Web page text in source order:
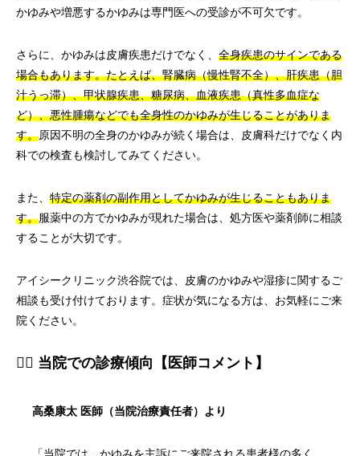
かゆみや増悪するかゆみは専門医への受診が不可欠です。
さらに、かゆみは皮膚疾患だけでなく、 全身疾患のサインである
場合もあります。たとえば、腎臓病（慢性腎不全）、肝疾患（胆
汁うっ滞）、甲状腺疾患、糖尿病、血液疾患（真性多血症な
ど）、悪性腫瘍などでも全身性のかゆみが生じることがありま
す。原因不明の全身のかゆみが続く場合は、皮膚科だけでなく内
科での検査も検討してみてください。
また、 特定の薬剤の副作用としてかゆみが生じることもありま
す。服薬中の方でかゆみが現れた場合は、処方医や薬剤師に相談
することが大切です。
アイシークリニック渋谷院では、皮膚のかゆみや湿疹に関するご
相談も受け付けております。症状が気になる方は、お気軽にご来
院ください。
👨‍⚕️ 当院での診療傾向【医師コメント】
高桑康太 医師（当院治療責任者）より